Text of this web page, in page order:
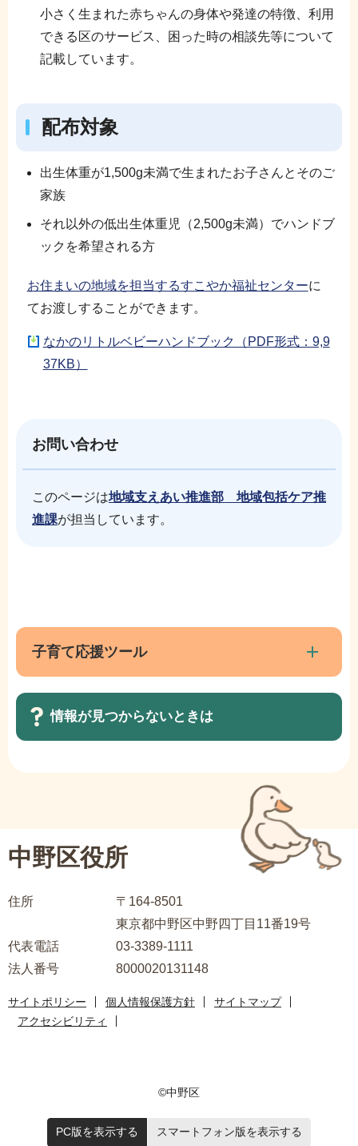
小さく生まれた赤ちゃんの身体や発達の特徴、利用
できる区のサービス、困った時の相談先等について
記載しています。
配布対象
出生体重が1,500g未満で生まれたお子さんとそのご
家族
それ以外の低出生体重児（2,500g未満）でハンドブ
ックを希望される方
お住まいの地域を担当するすこやか福祉センターに
てお渡しすることができます。
なかのリトルベビーハンドブック（PDF形式：9,9
37KB）
お問い合わせ
このページは地域支えあい推進部 地域包括ケア推
進課が担当しています。
こ
ま
で
ブ
ビ
ゲ
シ
か
子育て応援ツール
情報が見つからないときは
ゲ
シ
ン
こ
ま
中野区役所
住所
〒164-8501
東京都中野区中野四丁目11番19号
代表電話
03-3389-1111
法人番号
8000020131148
サイトポリシー 個人情報保護方針
サイトマップ
アクセシビリティ
©中野区
PC版を表示する スマートフォン版を表示する